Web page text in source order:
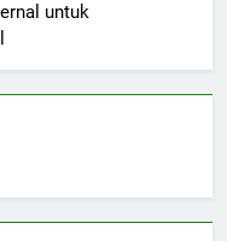
untuk